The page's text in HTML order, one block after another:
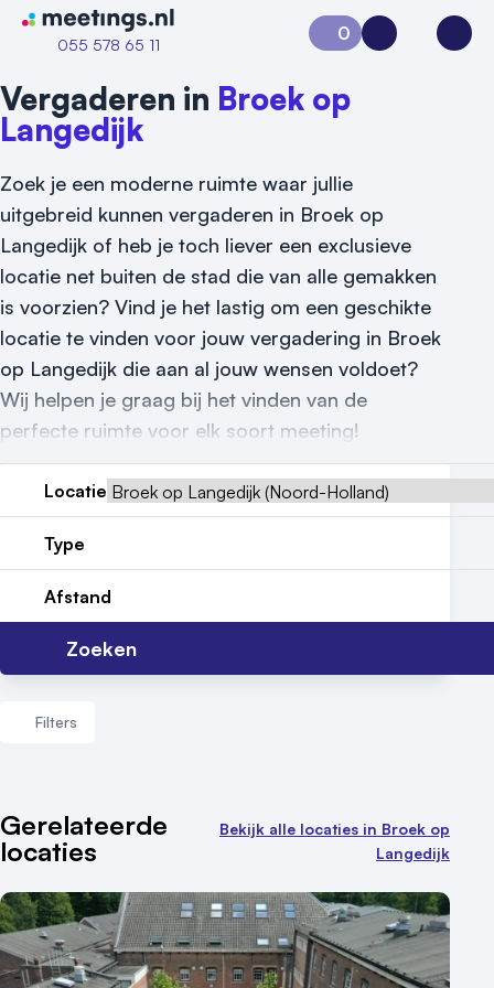
Naar home van Meetings
055 578 65 11
Vraag locatie aan
Meld locatie aan
Nieuws
Reviews (5⭐️)
Contact
0
Aanvraag 0Inloggen
Vergaderen in Broek op
Langedijk
Zoek je een moderne ruimte waar jullie
uitgebreid kunnen vergaderen in Broek op
Langedijk of heb je toch liever een exclusieve
locatie net buiten de stad die van alle gemakken
is voorzien? Vind je het lastig om een geschikte
locatie te vinden voor jouw vergadering in Broek
op Langedijk die aan al jouw wensen voldoet?
Wij helpen je graag bij het vinden van de
perfecte ruimte voor elk soort meeting!
Locatie
Type
Afstand
Zoeken
Filters
Aantal zalen
1 - 5 zalen
10 of meer zalen
Aantal personen
Gerelateerde
locaties
Bekijk alle locaties in Broek op
Langedijk